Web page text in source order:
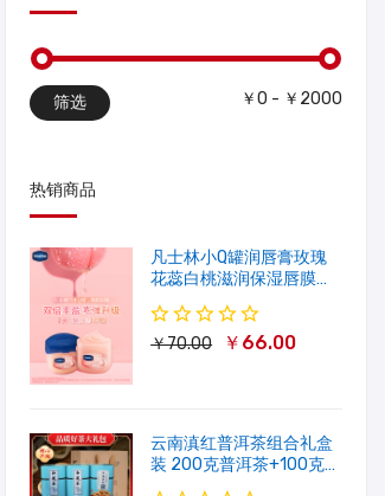
筛选 ￥0 - ￥2000
热销商品
凡士林小Q罐润唇膏玫瑰
花蕊白桃滋润保湿唇膜软
化角质修护淡唇纹
￥70.00 ￥66.00
云南滇红普洱茶组合礼盒
装 200克普洱茶+100克滇
红茶